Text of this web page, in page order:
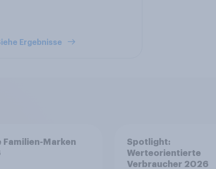
Ergebnisse
Familien-Marken
Spotlight:
Werteorientierte
Verbraucher 2026